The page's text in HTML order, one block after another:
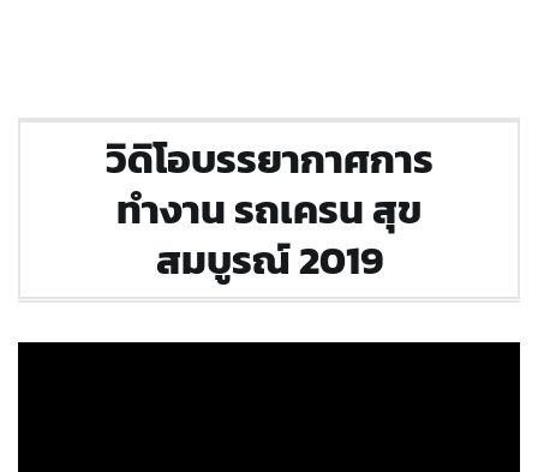
วิดิโอบรรยากาศการ
ทำงาน รถเครน สุข
สมบูรณ์ 2019